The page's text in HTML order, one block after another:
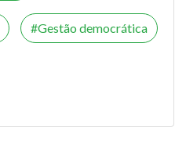
Gestão democrática